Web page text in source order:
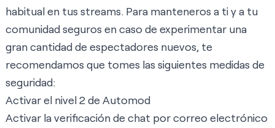
habitual en tus streams. Para manteneros a ti y a tu
comunidad seguros en caso de experimentar una
gran cantidad de espectadores nuevos, te
recomendamos que tomes las siguientes medidas de
seguridad:
Activar el nivel 2 de Automod
Activar la verificación de chat por correo electrónico